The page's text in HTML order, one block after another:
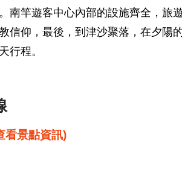
南竿遊客中心內部的設施齊全，旅
信仰，最後，到津沙聚落，在夕陽
行程。
看景點資訊)